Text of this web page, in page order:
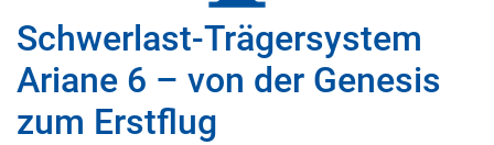
Schwerlast-Trägersystem
Ariane 6 – von der Genesis
zum Erstflug